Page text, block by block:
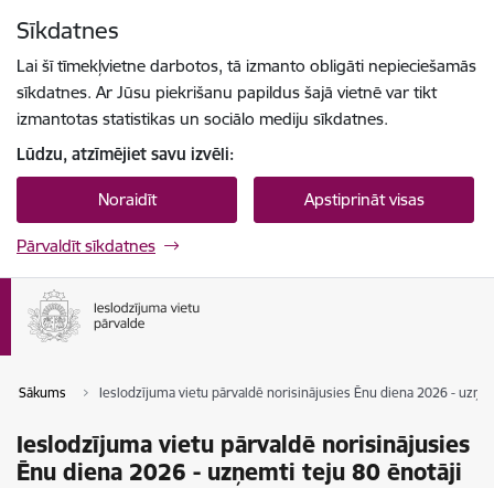
Sīkdatnes
Lai šī tīmekļvietne darbotos, tā izmanto obligāti nepieciešamās
sīkdatnes. Ar Jūsu piekrišanu papildus šajā vietnē var tikt
izmantotas statistikas un sociālo mediju sīkdatnes.
Lūdzu, atzīmējiet savu izvēli:
Noraidīt Apstiprināt visas
Pārvaldīt sīkdatnes
Sākums Ieslodzījuma vietu pārvaldē norisinājusies Ēnu diena 2026 -
Ieslodzījuma vietu pārvaldē norisinājusies
Ēnu diena 2026 - uzņemti teju 80 ēnotāji